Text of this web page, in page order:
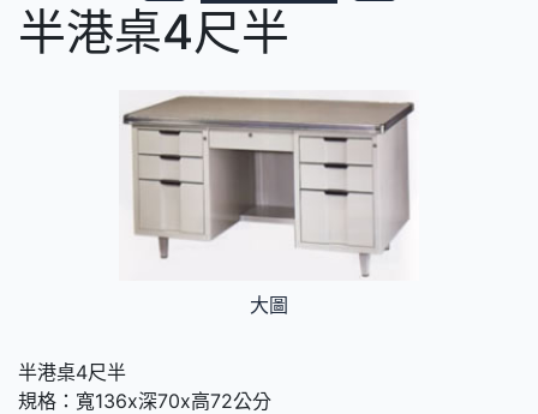
半港桌4尺半
大圖
半港桌4尺半
規格：寬136x深70x高72公分